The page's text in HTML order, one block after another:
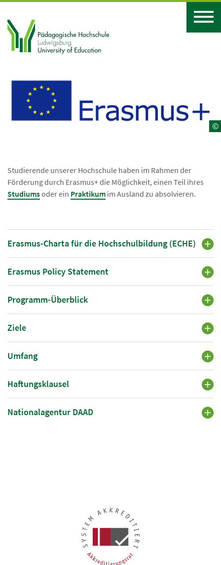
©
Studierende unserer Hochschule haben im Rahmen der
Förderung durch Erasmus+ die Möglichkeit, einen Teil ihres
Studiumsoder ein Praktikum im Ausland zu absolvieren.
Erasmus-Charta für die Hochschulbildung (ECHE)
Erasmus Policy Statement
Programm-Überblick
Ziele
Umfang
Haftungsklausel
Nationalagentur DAAD